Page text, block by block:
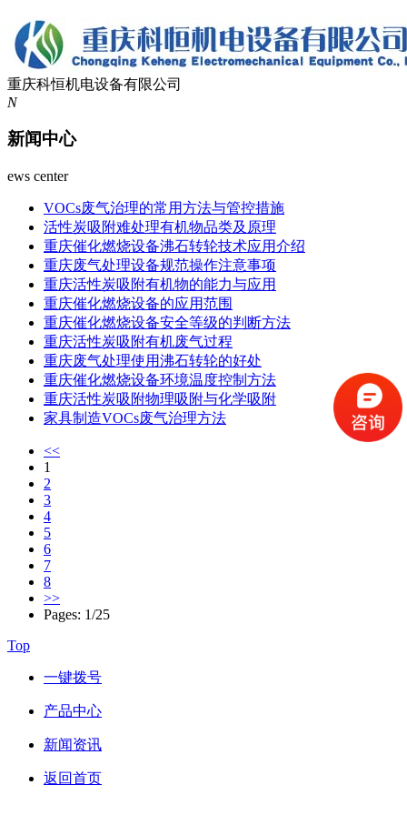
重庆科恒机电设备有限公司
N
新闻中心
ews center
VOCs废气治理的常用方法与管控措施
活性炭吸附难处理有机物品类及原理
重庆催化燃烧设备沸石转轮技术应用介绍
重庆废气处理设备规范操作注意事项
重庆活性炭吸附有机物的能力与应用
重庆催化燃烧设备的应用范围
重庆催化燃烧设备安全等级的判断方法
重庆活性炭吸附有机废气过程
重庆废气处理使用沸石转轮的好处
重庆催化燃烧设备环境温度控制方法
重庆活性炭吸附物理吸附与化学吸附
家具制造VOCs废气治理方法
<<
1
2
3
4
5
6
7
8
>>
Pages: 1/25
Top
一键拨号
产品中心
新闻资讯
返回首页